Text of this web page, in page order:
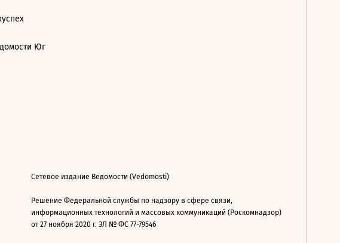
Юг
Сетевое издание Ведомости (Vedomosti)
Решение Федеральной службы по надзору в сфере связи,
информационных технологий и массовых коммуникаций (Роскомнадзор)
от 27 ноября 2020 г. ЭЛ № ФС 77-79546